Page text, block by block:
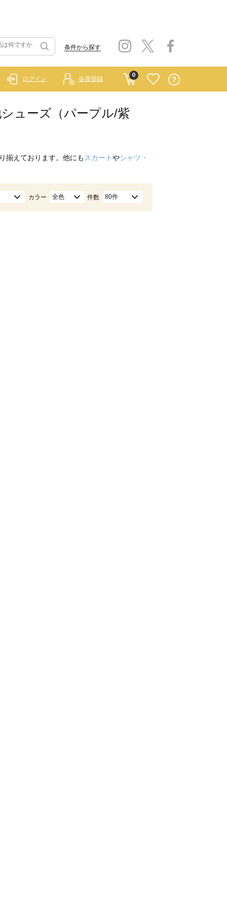
条件から探す
0
ログイン 会員登録
ューズ（パープル/紫
揃えております。他にも スカートやシャツ・
カラー 全色 件数 80件